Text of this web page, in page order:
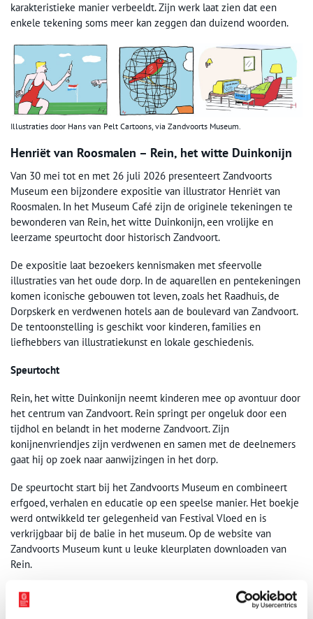
karakteristieke manier verbeeldt. Zijn werk laat zien dat een
enkele tekening soms meer kan zeggen dan duizend woorden.
Illustraties door Hans van Pelt Cartoons, via Zandvoorts Museum.
Henriët van Roosmalen – Rein, het witte Duinkonijn
Van 30 mei tot en met 26 juli 2026 presenteert Zandvoorts
Museum een bijzondere expositie van illustrator Henriët van
Roosmalen. In het Museum Café zijn de originele tekeningen te
bewonderen van Rein, het witte Duinkonijn, een vrolijke en
leerzame speurtocht door historisch Zandvoort.
De expositie laat bezoekers kennismaken met sfeervolle
illustraties van het oude dorp. In de aquarellen en pentekeningen
komen iconische gebouwen tot leven, zoals het Raadhuis, de
Dorpskerk en verdwenen hotels aan de boulevard van Zandvoort.
De tentoonstelling is geschikt voor kinderen, families en
liefhebbers van illustratiekunst en lokale geschiedenis.
Speurtocht
Rein, het witte Duinkonijn neemt kinderen mee op avontuur door
het centrum van Zandvoort. Rein springt per ongeluk door een
tijdhol en belandt in het moderne Zandvoort. Zijn
konijnenvriendjes zijn verdwenen en samen met de deelnemers
gaat hij op zoek naar aanwijzingen in het dorp.
De speurtocht start bij het Zandvoorts Museum en combineert
erfgoed, verhalen en educatie op een speelse manier. Het boekje
werd ontwikkeld ter gelegenheid van Festival Vloed en is
verkrijgbaar bij de balie in het museum. Op de website van
Zandvoorts Museum kunt u leuke kleurplaten downloaden van
Rein.
Over illustrator Henriët van Roosmalen